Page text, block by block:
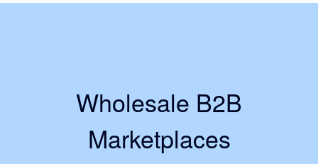
Wholesale B2B
Marketplaces